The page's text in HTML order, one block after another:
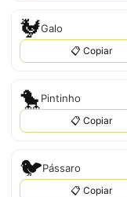
🐓Galo
📋 Copiar
🐤 Pintinho
📋 Copiar
🐦Pássaro
📋 Copiar